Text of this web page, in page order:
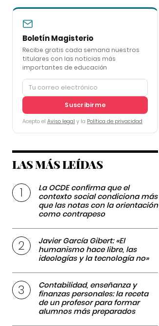
Boletín Magisterio
Recibe gratis cada semana nuestros
titulares con las noticias más
importantes de educación
Suscribirme
Acepto el Aviso legal y la Política de privacidad
LAS MÁS LEÍDAS
La OCDE confirma que el
contexto social condiciona más
que las notas con la orientación
como contrapeso
Javier García Gibert: «El
humanismo hace libre, las
ideologías y la tecnología no»
Contabilidad, enseñanza y
finanzas personales: la receta
de un profesor para formar
alumnos más preparados